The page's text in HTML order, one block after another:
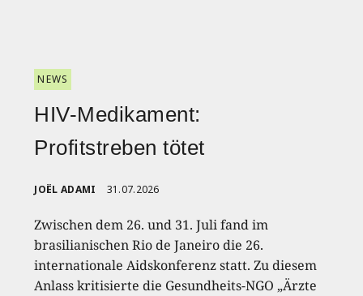
NEWS
HIV-Medikament:
Profitstreben tötet
JOËL ADAMI 31.07.2026
Zwischen dem 26. und 31. Juli fand im
brasilianischen Rio de Janeiro die 26.
internationale Aidskonferenz statt. Zu diesem
Anlass kritisierte die Gesundheits-NGO „Ärzte